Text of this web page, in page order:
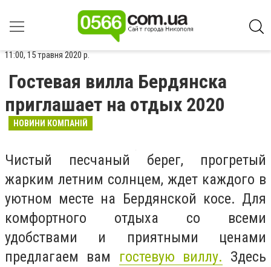
11:00, 15 травня 2020 р.
Гостевая вилла Бердянска
приглашает на отдых 2020
НОВИНИ КОМПАНІЙ
Чистый песчаный берег, прогретый
жарким летним солнцем, ждет каждого в
уютном месте на Бердянской косе. Для
комфортного отдыха со всеми
удобствами и приятными ценами
предлагаем вам гостевую виллу. Здесь